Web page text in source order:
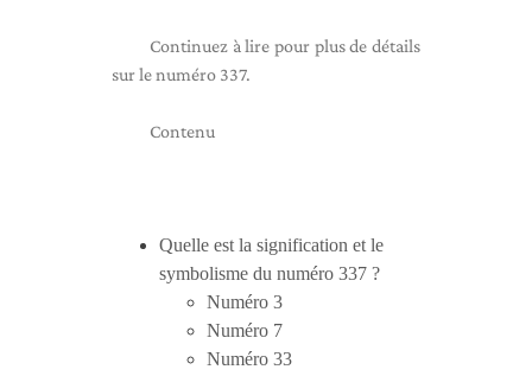
Continuez à lire pour plus de détails
sur le numéro 337.
Contenu
Quelle est la signification et le
symbolisme du numéro 337 ?
Numéro 3
Numéro 7
Numéro 33